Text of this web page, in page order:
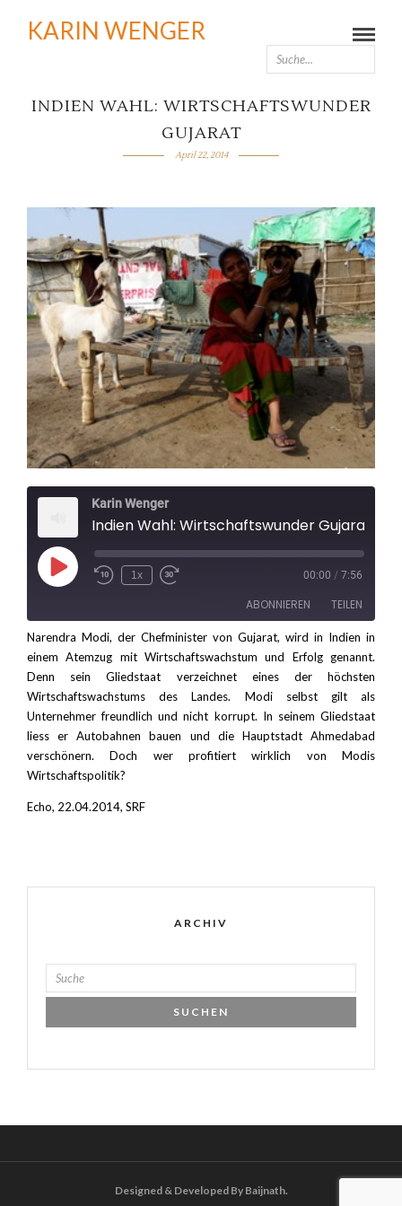
KARIN WENGER
INDIEN WAHL: WIRTSCHAFTSWUNDER
GUJARAT
April 22, 2014
Karin Wenger
Indien Wahl: Wirtschaftswunder Gujarat
Play
Episode Rewind
1x
Fast
seconds
00:00 / 7:56
ABONNIEREN TEILEN
RSS FEED
TEILEN
LINK
EMBED
Narendra Modi, der Chefminister von Gujarat, wird in Indien in
einem Atemzug mit Wirtschaftswachstum und Erfolg genannt.
Denn sein Gliedstaat verzeichnet eines der höchsten
Wirtschaftswachstums des Landes. Modi selbst gilt als
Unternehmer freundlich und nicht korrupt. In seinem Gliedstaat
liess er Autobahnen bauen und die Hauptstadt Ahmedabad
verschönern. Doch wer profitiert wirklich von Modis
Wirtschaftspolitik?
Echo, 22.04.2014, SRF
ARCHIV
Designed & Developed By Baijnath.